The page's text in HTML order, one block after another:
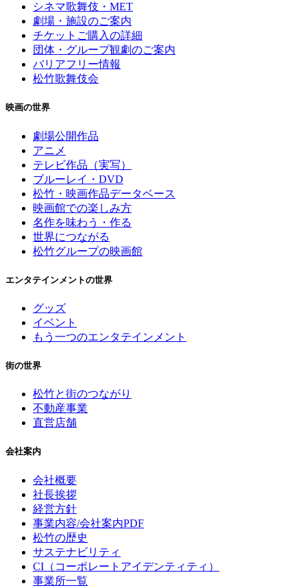
シネマ歌舞伎・MET
劇場・施設のご案内
チケットご購入の詳細
団体・グループ観劇のご案内
バリアフリー情報
松竹歌舞伎会
映画の世界
劇場公開作品
アニメ
テレビ作品（実写）
ブルーレイ・DVD
松竹・映画作品データベース
映画館での楽しみ方
名作を味わう・作る
世界につながる
松竹グループの映画館
エンタテインメントの世界
グッズ
イベント
もう一つのエンタテインメント
街の世界
松竹と街のつながり
不動産事業
直営店舗
会社案内
会社概要
社長挨拶
経営方針
事業内容/会社案内PDF
松竹の歴史
サステナビリティ
CI（コーポレートアイデンティティ）
事業所一覧